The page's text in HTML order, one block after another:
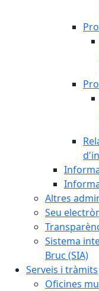
Altres
Seu
Sistema
Bruc (SIA)
Serveis i tràmits
Oficines